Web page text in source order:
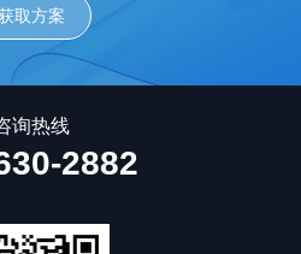
取方案
询热线
2882